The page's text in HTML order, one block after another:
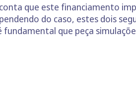
que este financiamento
do caso, estes dois
fundamental que peça